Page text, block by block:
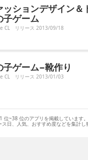
ッションデザイン＆
子ゲーム
CL リリース 2013/09/18
子ゲーム−靴作り
CL リリース 2013/01/03
~38 位のアプリを掲載しています。
日、人気、おすすめ度などを集計